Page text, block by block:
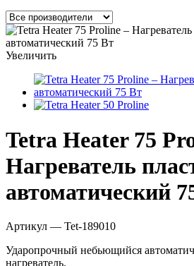
Увеличить
Tetra Heater 75
Нагреватель
автоматический
Артикул — Tet-189010
Ударопрочный небьющийся
нагреватель.